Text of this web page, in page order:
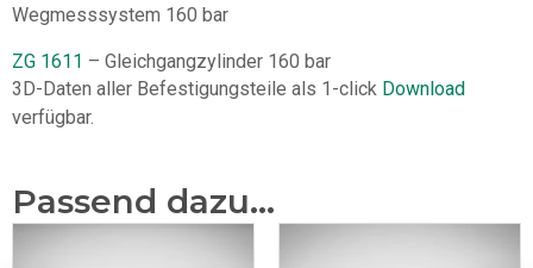
Wegmesssystem 160 bar
ZG 1611 – Gleichgangzylinder 160 bar
3D-Daten aller Befestigungsteile als 1-click Download
verfügbar.
Passend dazu...